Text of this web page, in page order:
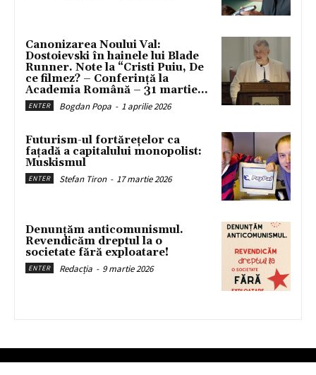
Canonizarea Noului Val:
Dostoievski în hainele lui Blade
Runner. Note la “Cristi Puiu, De
ce filmez? – Conferință la
Academia Română – 31 martie...
ENTER Bogdan Popa - 1 aprilie 2026
Futurism-ul fortărețelor ca
fațadă a capitalului monopolist:
Muskismul
ENTER Stefan Tiron - 17 martie 2026
Denunțăm anticomunismul.
Revendicăm dreptul la o
societate fără exploatare!
ENTER Redacția - 9 martie 2026